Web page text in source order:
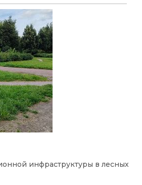
инфраструктуры в лесных